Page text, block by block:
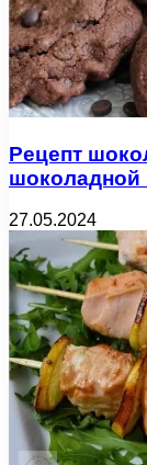
Рецепт
шоколадной
27.05.2024